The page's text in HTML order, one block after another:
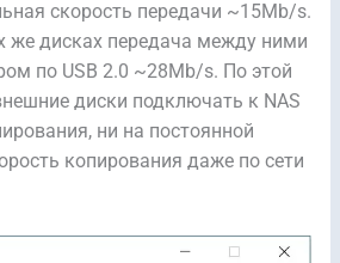
скорость передачи ~15Mb/s.
же дисках передача между ними
по USB 2.0 ~28Mb/s. По этой
диски подключать к NAS
ни на постоянной
копирования даже по сети